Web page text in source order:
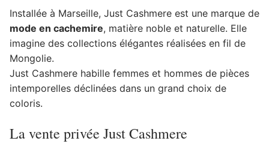
Installée à Marseille, Just Cashmere est une marque de
mode en cachemire, matière noble et naturelle. Elle
imagine des collections élégantes réalisées en fil de
Mongolie.
Just Cashmere habille femmes et hommes de pièces
intemporelles déclinées dans un grand choix de
coloris.
La vente privée Just Cashmere